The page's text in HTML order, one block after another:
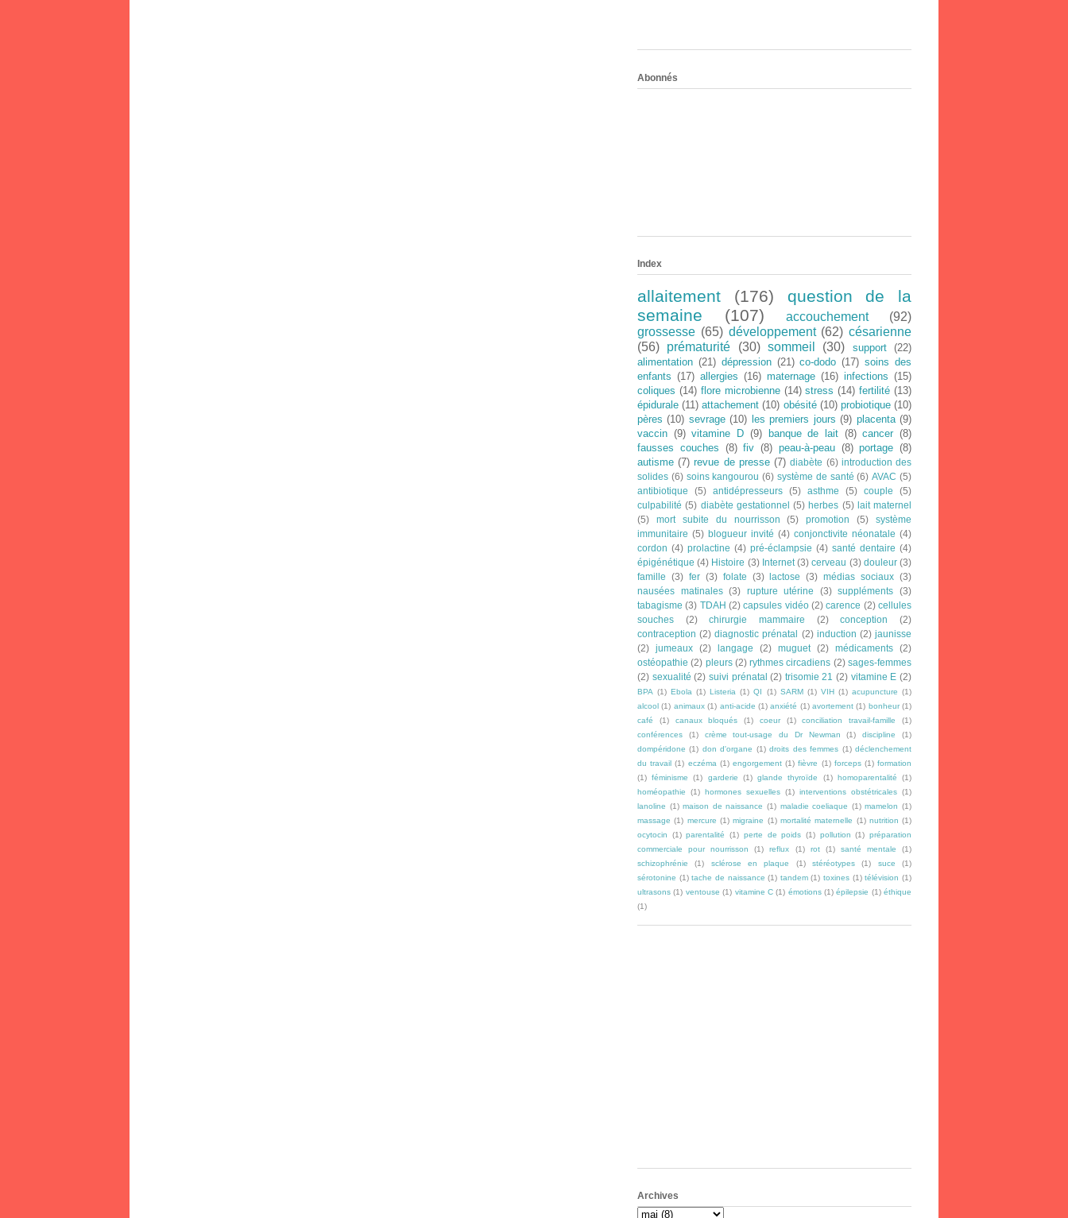
Abonnés
Index
allaitement (176)
question de la
semaine
(107) accouchement
(92)
grossesse (65) développement (62) césarienne
(56) prématurité (30) sommeil (30) support
(22)
alimentation (21) dépression (21) co-dodo (17) soins des
enfants (17) allergies (16) maternage (16) infections (15)
coliques (14) flore microbienne (14) stress (14) fertilité (13)
épidurale (11) attachement (10) obésité (10) probiotique (10)
pères (10) sevrage (10) les premiers jours (9) placenta (9)
vaccin (9) vitamine D (9) banque de lait (8) cancer (8)
fausses couches (8) fiv (8) peau-à-peau (8) portage (8)
autisme (7) revue de presse (7) diabète (6) introduction des
solides (6) soins kangourou (6) système de santé (6) AVAC (5)
antibiotique
(5) antidépresseurs (5) asthme (5) couple
(5)
culpabilité (5) diabète gestationnel (5) herbes (5) lait maternel
(5)
mort subite du nourrisson (5) promotion (5)
système
immunitaire (5) blogueur invité (4) conjonctivite néonatale (4)
cordon (4) prolactine (4) pré-éclampsie (4) santé dentaire (4)
épigénétique (4) Histoire (3) Internet (3) cerveau (3) douleur (3)
famille
(3) fer (3) folate (3) lactose (3) médias sociaux (3)
nausées matinales (3) rupture utérine (3) suppléments
(3)
tabagisme (3) TDAH (2) capsules vidéo (2) carence (2) cellules
souches
(2) chirurgie mammaire (2) conception
(2)
contraception (2) diagnostic prénatal (2) induction (2) jaunisse
(2)
jumeaux (2) langage (2) muguet (2) médicaments
(2)
ostéopathie (2) pleurs (2) rythmes circadiens (2) sages-femmes
(2) sexualité (2) suivi prénatal (2) trisomie 21 (2) vitamine E (2)
BPA (1) Ebola (1) Listeria (1) QI (1) SARM (1) VIH (1) acupuncture (1)
alcool (1) animaux (1) anti-acide (1) anxiété (1) avortement (1) bonheur (1)
café
(1) canaux bloqués (1) coeur (1) conciliation travail-famille
(1)
conférences
(1) crème tout-usage du Dr Newman (1) discipline
(1)
dompéridone (1) don d'organe (1) droits des femmes (1) déclenchement
du travail (1) eczéma (1) engorgement (1) fièvre (1) forceps (1) formation
(1) féminisme (1) garderie (1) glande thyroïde (1) homoparentalité
(1)
homéopathie
(1) hormones sexuelles (1) interventions obstétricales (1)
lanoline (1) maison de naissance (1) maladie coeliaque (1) mamelon (1)
massage (1) mercure (1) migraine (1) mortalité maternelle (1) nutrition (1)
ocytocin
(1) parentalité (1) perte de poids (1) pollution (1) préparation
commerciale pour nourrisson
(1) reflux (1) rot (1) santé mentale
(1)
schizophrénie
(1) sclérose en plaque (1) stéréotypes (1) suce
(1)
sérotonine (1) tache de naissance (1) tandem (1) toxines (1) télévision (1)
ultrasons (1) ventouse (1) vitamine C (1) émotions (1) épilepsie (1) éthique
(1)
Archives